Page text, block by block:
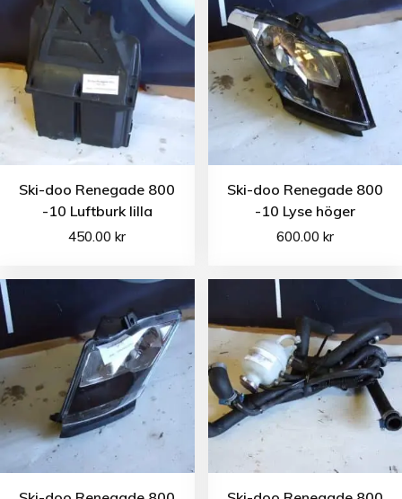
Ski-doo Renegade 800
-10 Luftburk lilla
450.00kr
Ski-doo Renegade 800
-10 Lyse höger
600.00 kr